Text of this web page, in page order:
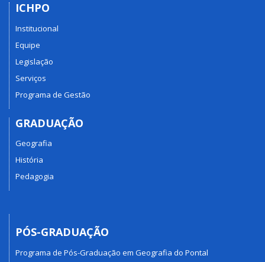
ICHPO
Institucional
Equipe
Legislação
Serviços
Programa de Gestão
GRADUAÇÃO
Geografia
História
Pedagogia
PÓS-GRADUAÇÃO
Programa de Pós-Graduação em Geografia do Pontal